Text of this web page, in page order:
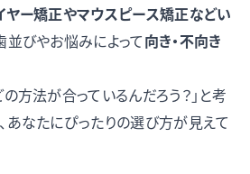
ヤー矯正やマウスピース矯正などい
並びやお悩みによって 向き・不向き
方法が合っているんだろう？」と考
あなたにぴったりの選び方が見えて